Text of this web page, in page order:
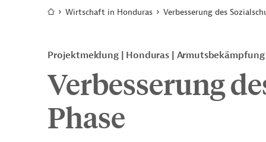
Wirtschaft in Honduras Verbesserung des
Projektmeldung Honduras Armutsbekämpfung
Verbesserung
Phase